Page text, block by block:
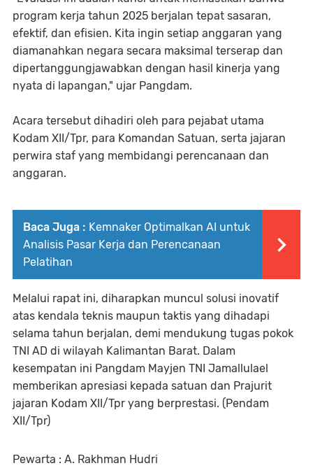
program kerja tahun 2025 berjalan tepat sasaran,
efektif, dan efisien. Kita ingin setiap anggaran yang
diamanahkan negara secara maksimal terserap dan
dipertanggungjawabkan dengan hasil kinerja yang
nyata di lapangan," ujar Pangdam.
Acara tersebut dihadiri oleh para pejabat utama
Kodam XII/Tpr, para Komandan Satuan, serta jajaran
perwira staf yang membidangi perencanaan dan
anggaran.
Baca Juga : Kemnaker Optimalkan AI untuk
Analisis Pasar Kerja dan Perencanaan
Pelatihan
Melalui rapat ini, diharapkan muncul solusi inovatif
atas kendala teknis maupun taktis yang dihadapi
selama tahun berjalan, demi mendukung tugas pokok
TNI AD di wilayah Kalimantan Barat. Dalam
kesempatan ini Pangdam Mayjen TNI Jamallulael
memberikan apresiasi kepada satuan dan Prajurit
jajaran Kodam XII/Tpr yang berprestasi. (Pendam
XII/Tpr)
Pewarta : A. Rakhman Hudri